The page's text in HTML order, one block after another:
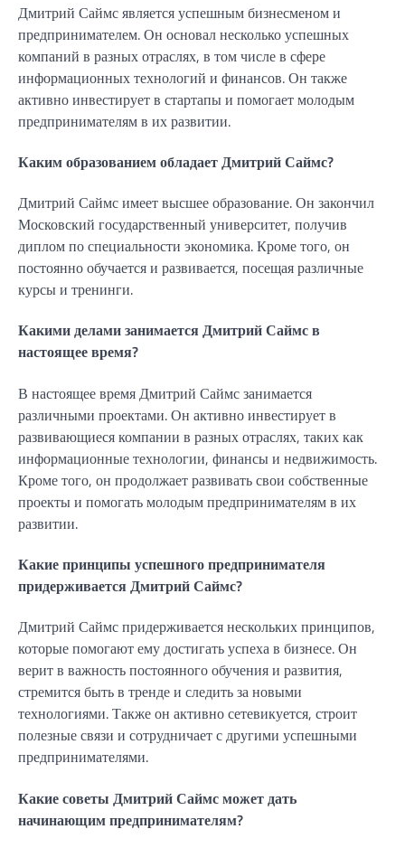
Дмитрий Саймс является успешным бизнесменом и
предпринимателем. Он основал несколько успешных
компаний в разных отраслях, в том числе в сфере
информационных технологий и финансов. Он также
активно инвестирует в стартапы и помогает молодым
предпринимателям в их развитии.
Каким образованием обладает Дмитрий Саймс?
Дмитрий Саймс имеет высшее образование. Он закончил
Московский государственный университет, получив
диплом по специальности экономика. Кроме того, он
постоянно обучается и развивается, посещая различные
курсы и тренинги.
Какими делами занимается Дмитрий Саймс в
настоящее время?
В настоящее время Дмитрий Саймс занимается
различными проектами. Он активно инвестирует в
развивающиеся компании в разных отраслях, таких как
информационные технологии, финансы и недвижимость.
Кроме того, он продолжает развивать свои собственные
проекты и помогать молодым предпринимателям в их
развитии.
Какие принципы успешного предпринимателя
придерживается Дмитрий Саймс?
Дмитрий Саймс придерживается нескольких принципов,
которые помогают ему достигать успеха в бизнесе. Он
верит в важность постоянного обучения и развития,
стремится быть в тренде и следить за новыми
технологиями. Также он активно сетевикуется, строит
полезные связи и сотрудничает с другими успешными
предпринимателями.
Какие советы Дмитрий Саймс может дать
начинающим предпринимателям?